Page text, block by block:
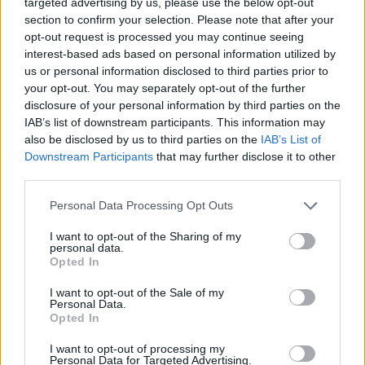
section to confirm your selection. Please note that after your
opt-out request is processed you may continue seeing
interest-based ads based on personal information utilized by
us or personal information disclosed to third parties prior to
your opt-out. You may separately opt-out of the further
disclosure of your personal information by third parties on the
IAB’s list of downstream participants. This information may
also be disclosed by us to third parties on the IAB’s List of
Downstream Participants that may further disclose it to other
Personal Data Processing Opt Outs
I want to opt-out of the Sharing of my
personal data.
Opted In
I want to opt-out of the Sale of my
Personal Data.
Opted In
I want to opt-out of processing my
Personal Data for Targeted Advertising.
ΔΕΙΤΕ ΕΠΙΣΗΣ
ΣΤΗΝ ΙΔΙΑ ΚΑΤΗΓΟΡΙΑ
Χρήστος Δάντης: «Συνάδελφοι
προσπαθούν να ξεχάσουν ότι
έγραψα το """"My Number
One""""»
Ο συνθέτης μίλησε ανοιχτά για την
μουσικής, 22 χρόνια μετά τη νίκη της
«Πάω διακοπές έναν μήνα» ‑ Η
απίθανη ατάκα στην κάμερα του
ΧΤΕΣ